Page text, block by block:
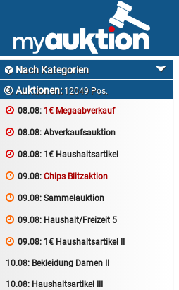
 Nach Kategorien
 Auktionen: 12049 Pos.
 08.08: 1€ Megaabverkauf
 08.08: Abverkaufsauktion
 08.08: 1€ Haushaltsartikel
 09.08: Chips Blitzaktion
 09.08: Sammelauktion
 09.08: Haushalt/Freizeit 5
 09.08: 1€ Haushaltsartikel II
10.08: Bekleidung Damen II
10.08: Haushaltsartikel III